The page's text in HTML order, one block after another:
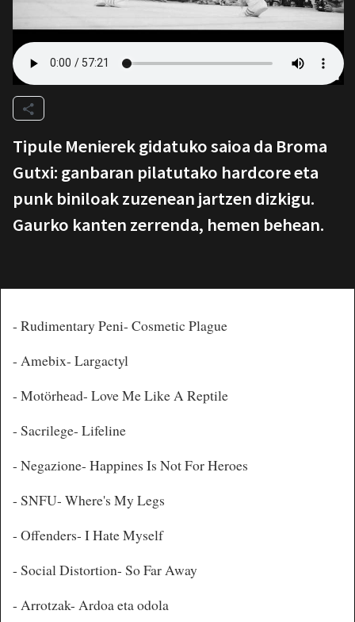
Tipule Menierek gidatuko saioa da Broma
Gutxi: ganbaran pilatutako hardcore eta
punk biniloak zuzenean jartzen dizkigu.
Gaurko kanten zerrenda, hemen behean.
- Rudimentary Peni- Cosmetic Plague
- Amebix- Largactyl
- Motörhead- Love Me Like A Reptile
- Sacrilege- Lifeline
- Negazione- Happines Is Not For Heroes
- SNFU- Where's My Legs
- Offenders- I Hate Myself
- Social Distortion- So Far Away
- Arrotzak- Ardoa eta odola